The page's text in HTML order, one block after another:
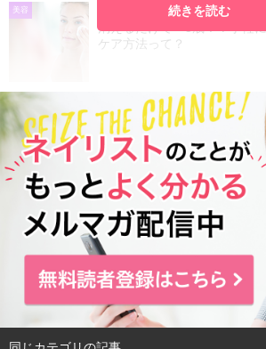
美容 2018.02.15
消えるだけで－5歳！？手軽
ケア方法って？
続きを読む